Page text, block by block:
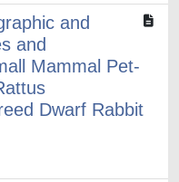
and
and
Mammal Pet-
Dwarf Rabbit